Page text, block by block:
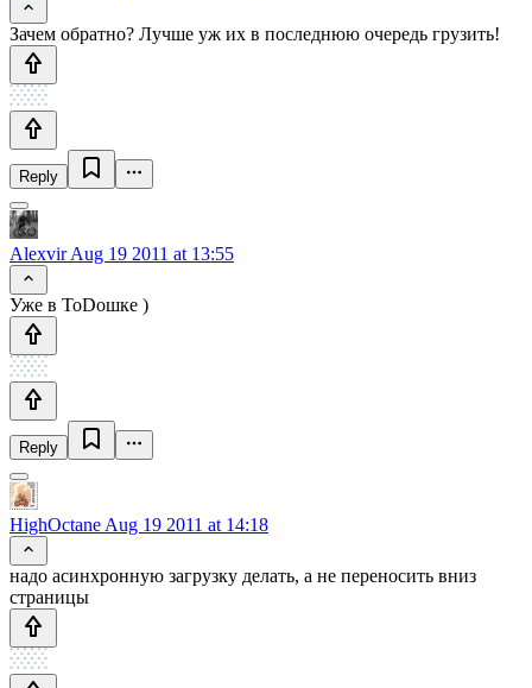
Зачем обратно? Лучше уж их в последнюю очередь грузить!
Reply
AlexvirAug 19 2011 at 13:55
Уже в ToDoшке )
Reply
HighOctane Aug 19 2011 at 14:18
надо асинхронную загрузку делать, а не переносить вниз
страницы